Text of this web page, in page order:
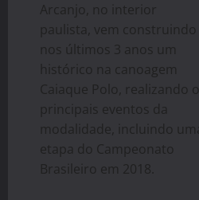
Arcanjo, no interior
paulista, vem construindo
nos últimos 3 anos um
histórico na canoagem
Caiaque Polo, realizando
principais eventos da
modalidade, incluindo
etapa do Campeonato
Brasileiro em 2018.